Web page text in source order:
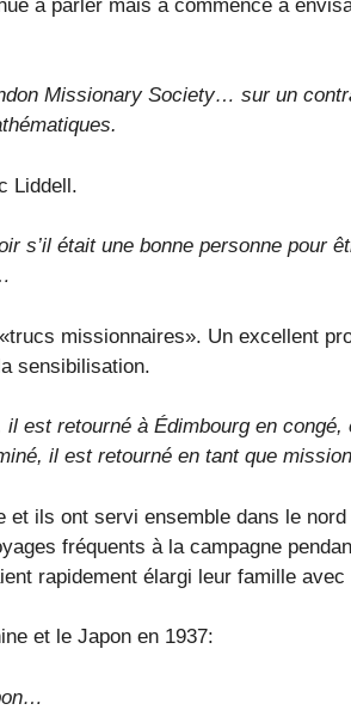
à parler mais a commencé à
Missionary Society… sur un
Liddell.
s’il était une bonne personne pour
missionnaires». Un excellent
sensibilisation.
est retourné à Édimbourg en
il est retourné en tant que
et ils ont servi ensemble dans le
fréquents à la campagne
rapidement élargi leur famille avec
et le Japon en 1937: